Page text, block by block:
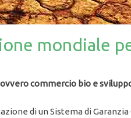
mondiale
ovvero commercio bio e
di un Sistema di